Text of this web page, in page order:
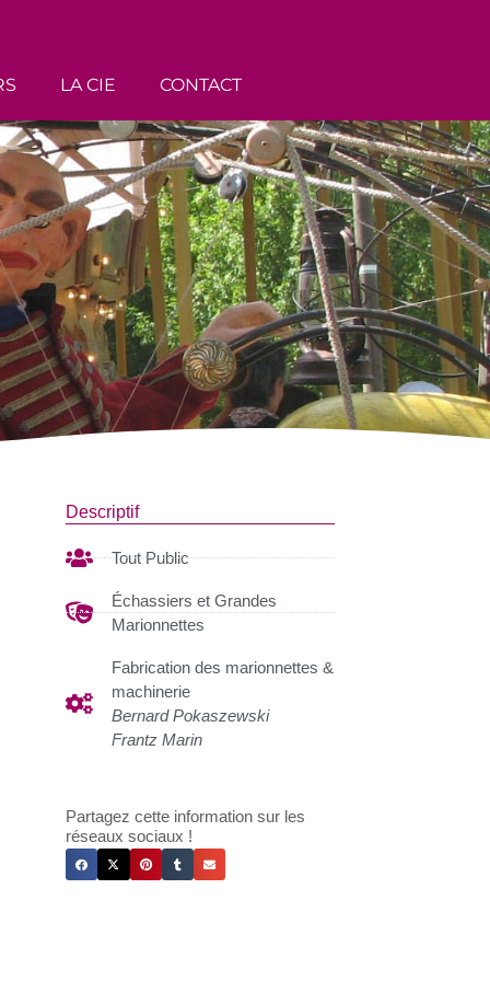
LA CIE CONTACT
Descriptif
Tout Public
Échassiers et Grandes
Marionnettes
Fabrication des marionnettes &
machinerie
Bernard Pokaszewski
Frantz Marin
Partagez cette information sur les
réseaux sociaux !